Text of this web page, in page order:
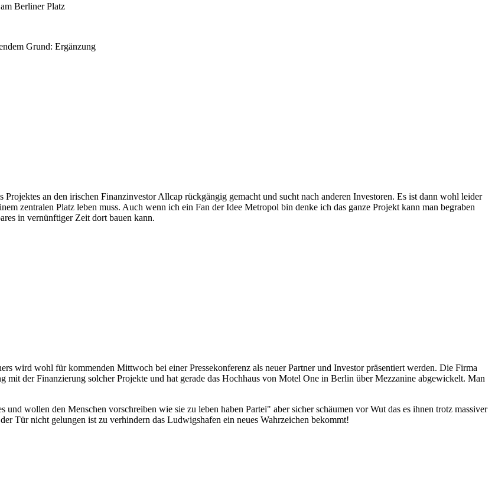
Berliner Platz
Grund: Ergänzung
an den irischen Finanzinvestor Allcap rückgängig gemacht und sucht nach anderen Investoren. Es ist dann wohl leider
zentralen Platz leben muss. Auch wenn ich ein Fan der Idee Metropol bin denke ich das ganze Projekt kann man begraben
in vernünftiger Zeit dort bauen kann.
wird wohl für kommenden Mittwoch bei einer Pressekonferenz als neuer Partner und Investor präsentiert werden. Die Firma
mit der Finanzierung solcher Projekte und hat gerade das Hochhaus von Motel One in Berlin über Mezzanine abgewickelt. Man
wollen den Menschen vorschreiben wie sie zu leben haben Partei" aber sicher schäumen vor Wut das es ihnen trotz massiver
Tür nicht gelungen ist zu verhindern das Ludwigshafen ein neues Wahrzeichen bekommt!